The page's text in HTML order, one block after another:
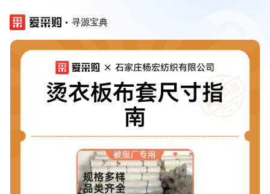
寻源宝典